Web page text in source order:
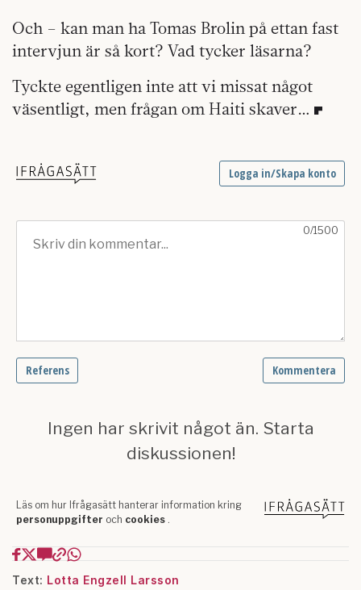
Och – kan man ha Tomas Brolin på ettan fast
intervjun är så kort? Vad tycker läsarna?
Tyckte egentligen inte att vi missat något
väsentligt, men frågan om Haiti skaver…
Text: Lotta Engzell Larsson